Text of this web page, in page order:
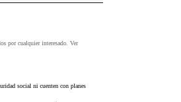
por cualquier interesado. Ver
social ni cuenten con planes